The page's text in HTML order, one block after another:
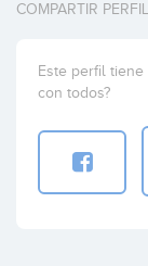
COMPARTIR PERFIL
Este perfil
con todos?